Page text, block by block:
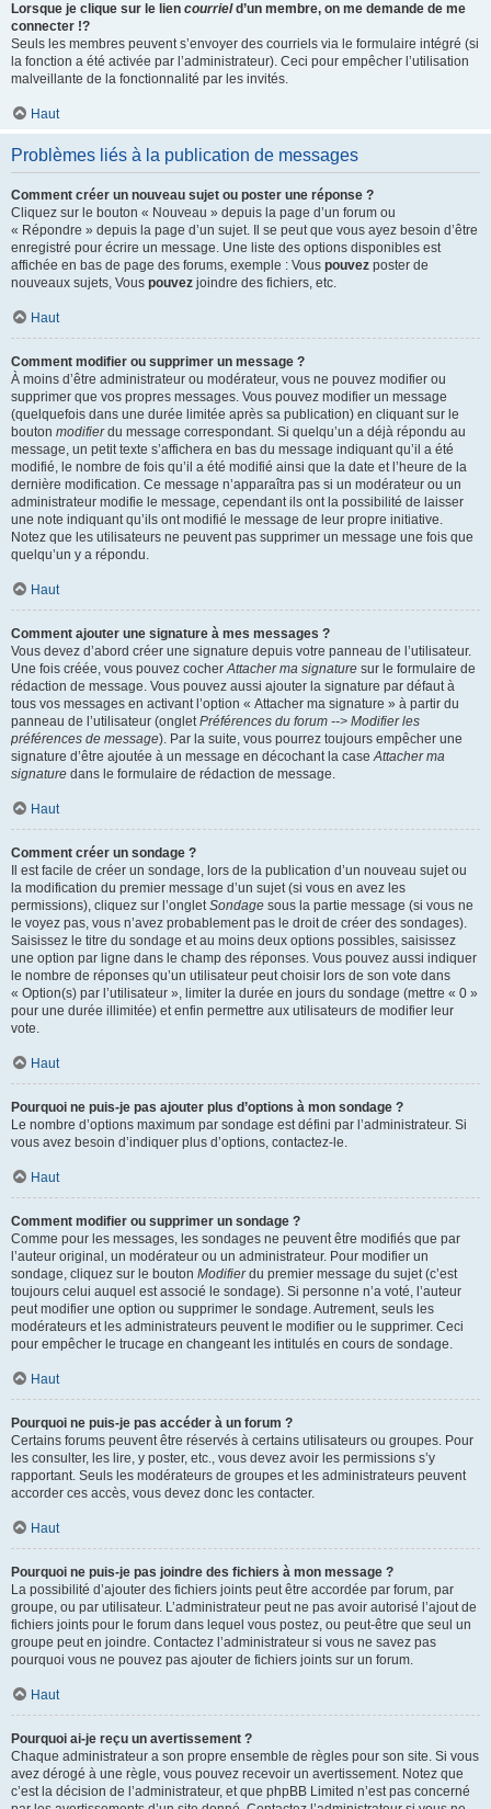
Lorsque je clique sur le lien courrield’un membre, on me demande de me
connecter !?
Seuls les membres peuvent s’envoyer des courriels via le formulaire intégré (si
la fonction a été activée par l’administrateur). Ceci pour empêcher l’utilisation
malveillante de la fonctionnalité par les invités.
Haut
Problèmes liés à la publication de messages
Comment créer un nouveau sujet ou poster une réponse ?
Cliquez sur le bouton « Nouveau » depuis la page d’un forum ou
« Répondre » depuis la page d’un sujet. Il se peut que vous ayez besoin d’être
enregistré pour écrire un message. Une liste des options disponibles est
affichée en bas de page des forums, exemple : Vous pouvez poster de
nouveaux sujets, Vous pouvez joindre des fichiers, etc.
Haut
Comment modifier ou supprimer un message ?
À moins d’être administrateur ou modérateur, vous ne pouvez modifier ou
supprimer que vos propres messages. Vous pouvez modifier un message
(quelquefois dans une durée limitée après sa publication) en cliquant sur le
bouton modifierdu message correspondant. Si quelqu’un a déjà répondu au
message, un petit texte s’affichera en bas du message indiquant qu’il a été
modifié, le nombre de fois qu’il a été modifié ainsi que la date et l’heure de la
dernière modification. Ce message n’apparaîtra pas si un modérateur ou un
administrateur modifie le message, cependant ils ont la possibilité de laisser
une note indiquant qu’ils ont modifié le message de leur propre initiative.
Notez que les utilisateurs ne peuvent pas supprimer un message une fois que
quelqu’un y a répondu.
Haut
Comment ajouter une signature à mes messages ?
Vous devez d’abord créer une signature depuis votre panneau de l’utilisateur.
Une fois créée, vous pouvez cocherAttacher ma signature sur le formulaire de
rédaction de message. Vous pouvez aussi ajouter la signature par défaut à
tous vos messages en activant l’option « Attacher ma signature » à partir du
panneau de l’utilisateur (ongletPréférences du forum --> Modifier les
préférences de message). Par la suite, vous pourrez toujours empêcher une
signature d’être ajoutée à un message en décochant la caseAttacher ma
signature dans le formulaire de rédaction de message.
Haut
Comment créer un sondage ?
Il est facile de créer un sondage, lors de la publication d’un nouveau sujet ou
la modification du premier message d’un sujet (si vous en avez les
permissions), cliquez sur l’ongletSondage sous la partie message (si vous ne
le voyez pas, vous n’avez probablement pas le droit de créer des sondages).
Saisissez le titre du sondage et au moins deux options possibles, saisissez
une option par ligne dans le champ des réponses. Vous pouvez aussi indiquer
le nombre de réponses qu’un utilisateur peut choisir lors de son vote dans
« Option(s) par l’utilisateur », limiter la durée en jours du sondage (mettre « 0 »
pour une durée illimitée) et enfin permettre aux utilisateurs de modifier leur
vote.
Haut
Pourquoi ne puis-je pas ajouter plus d’options à mon sondage ?
Le nombre d’options maximum par sondage est défini par l’administrateur. Si
vous avez besoin d’indiquer plus d’options, contactez-le.
Haut
Comment modifier ou supprimer un sondage ?
Comme pour les messages, les sondages ne peuvent être modifiés que par
l’auteur original, un modérateur ou un administrateur. Pour modifier un
sondage, cliquez sur le bouton Modifierdu premier message du sujet (c’est
toujours celui auquel est associé le sondage). Si personne n’a voté, l’auteur
peut modifier une option ou supprimer le sondage. Autrement, seuls les
modérateurs et les administrateurs peuvent le modifier ou le supprimer. Ceci
pour empêcher le trucage en changeant les intitulés en cours de sondage.
Haut
Pourquoi ne puis-je pas accéder à un forum ?
Certains forums peuvent être réservés à certains utilisateurs ou groupes. Pour
les consulter, les lire, y poster, etc., vous devez avoir les permissions s’y
rapportant. Seuls les modérateurs de groupes et les administrateurs peuvent
accorder ces accès, vous devez donc les contacter.
Haut
Pourquoi ne puis-je pas joindre des fichiers à mon message ?
La possibilité d’ajouter des fichiers joints peut être accordée par forum, par
groupe, ou par utilisateur. L’administrateur peut ne pas avoir autorisé l’ajout de
fichiers joints pour le forum dans lequel vous postez, ou peut-être que seul un
groupe peut en joindre. Contactez l’administrateur si vous ne savez pas
pourquoi vous ne pouvez pas ajouter de fichiers joints sur un forum.
Haut
Pourquoi ai-je reçu un avertissement ?
Chaque administrateur a son propre ensemble de règles pour son site. Si vous
avez dérogé à une règle, vous pouvez recevoir un avertissement. Notez que
c’est la décision de l’administrateur, et que phpBB Limited n’est pas concerné